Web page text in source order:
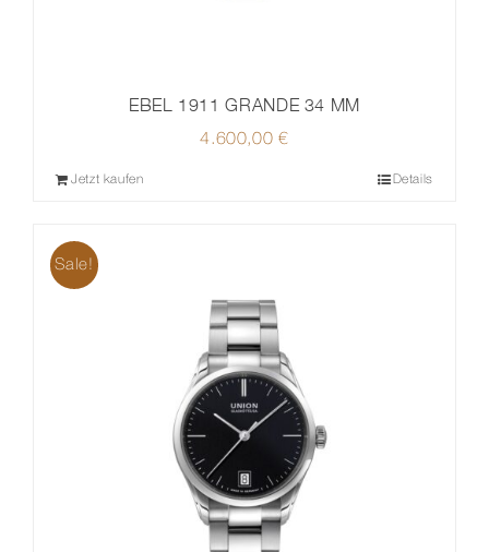
EBEL 1911 GRANDE 34 MM
4.600,00€
Jetzt kaufen Details
Sale!